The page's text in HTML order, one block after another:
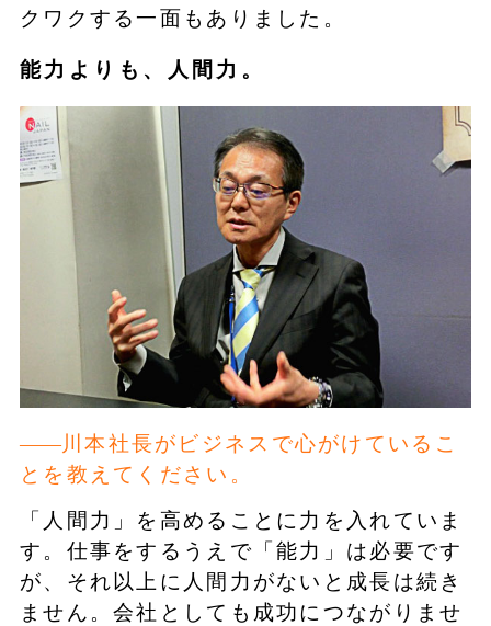
クワクする一面もありました。
能力よりも、人間力。
川本社長がビジネスで心がけているこ
とを教えてください。
「人間力」を高めることに力を入れていま
す。仕事をするうえで「能力」は必要です
が、それ以上に人間力がないと成長は続き
ません。会社としても成功につながりませ